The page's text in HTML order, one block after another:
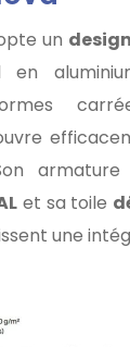
un
armature
et sa toile
une